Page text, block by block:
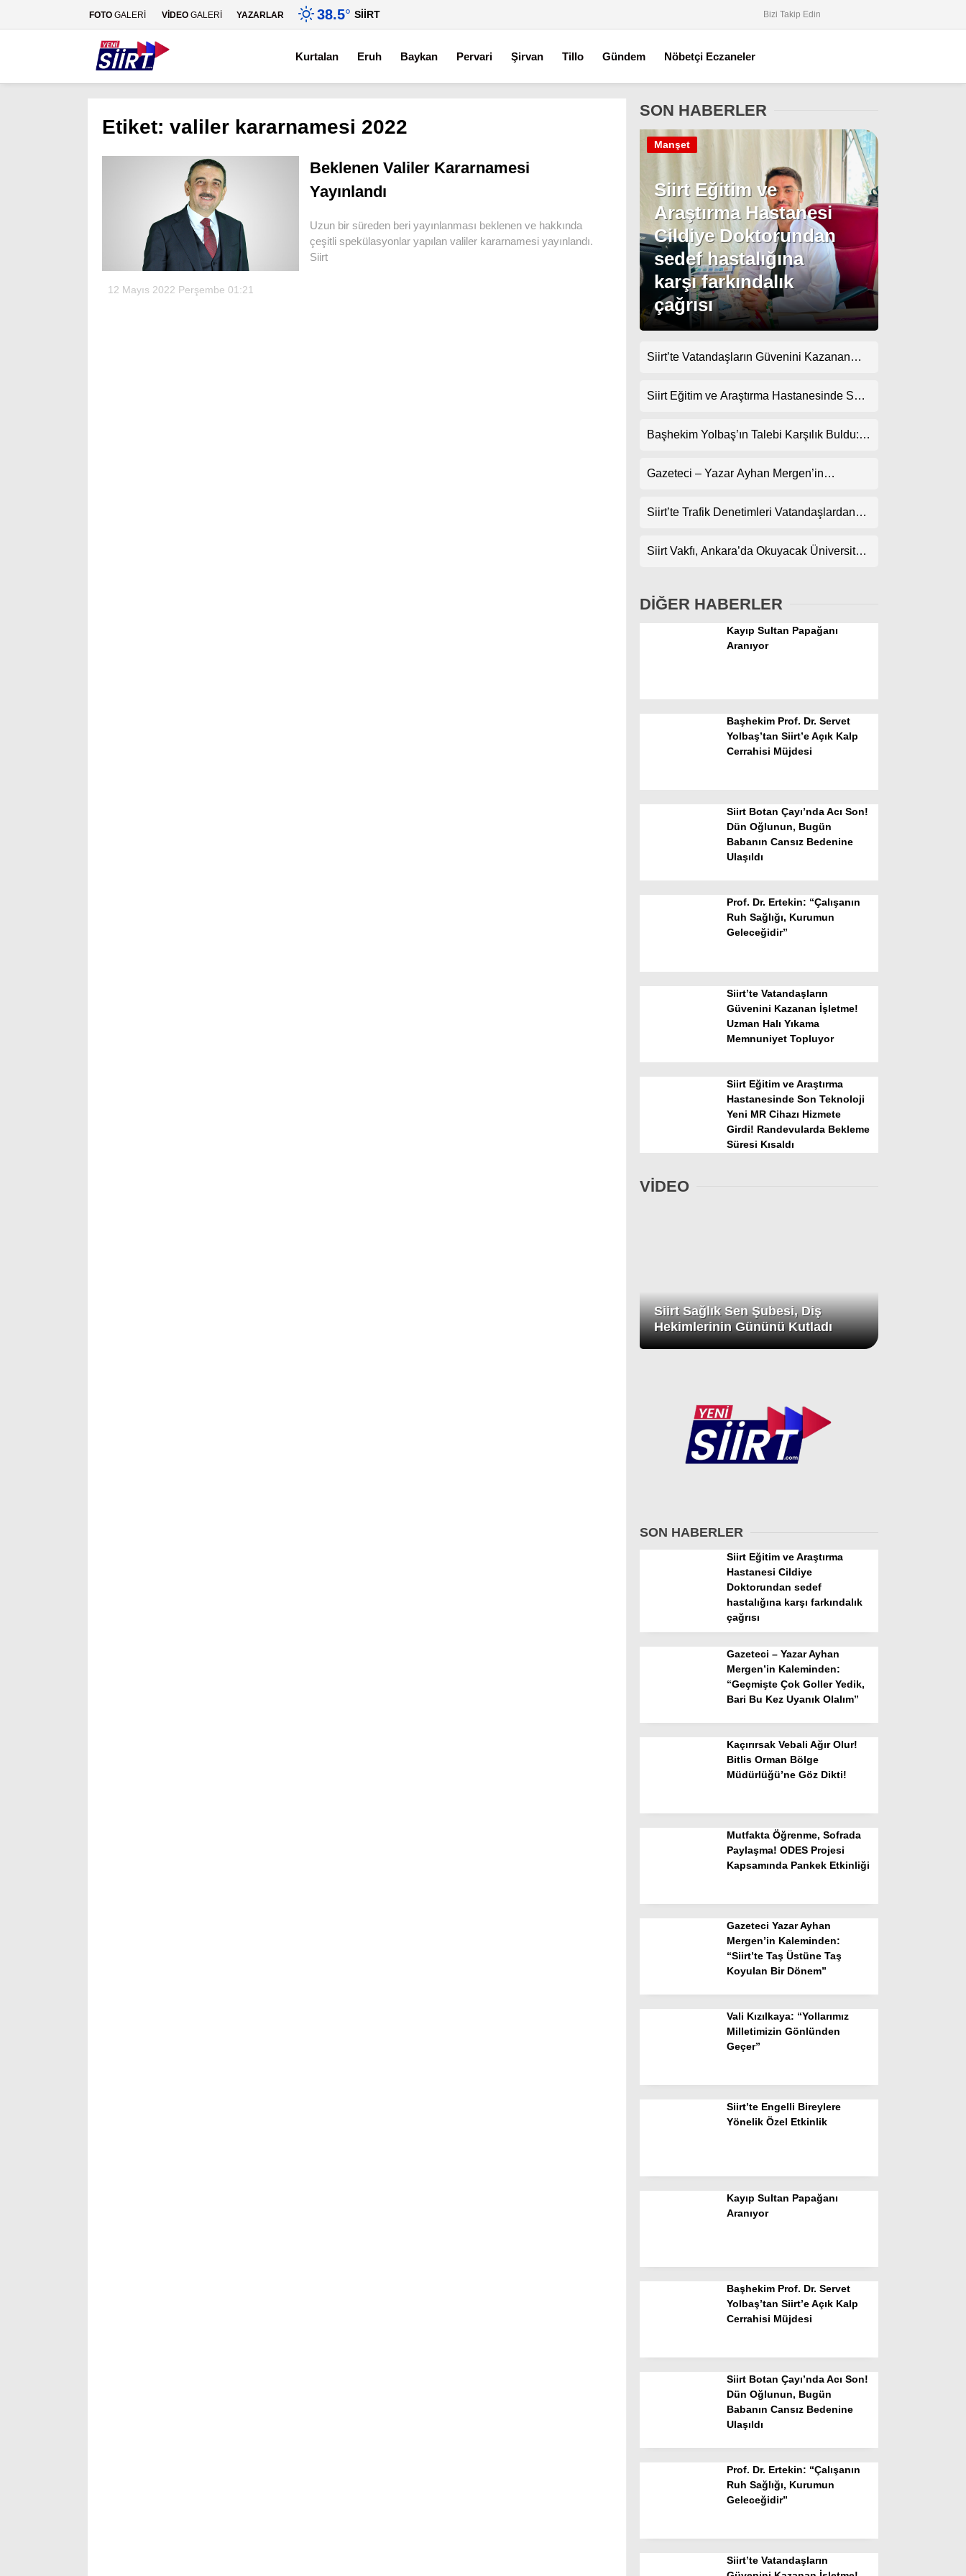
Gündem
Dünya
Spor
Facebook
FOTO GALERİ VİDEO GALERİ YAZARLAR 38.5° SIIRT Bizi Takip Edin
Kurtalan Eruh Baykan Pervari Şirvan Tillo Gündem Nöbetçi Eczaneler
Etiket: valiler kararnamesi 2022
Beklenen Valiler Kararnamesi
Yayınlandı
Uzun bir süreden beri yayınlanması beklenen ve hakkında
çeşitli spekülasyonlar yapılan valiler kararnamesi yayınlandı.
Siirt
12 Mayıs 2022 Perşembe 01:21
SON HABERLER
Siirt Eğitim ve
Araştırma Hastanesi
Cildiye Doktorundan
sedef hastalığına
karşı farkındalık
çağrısı
Manşet
Siirt’te Vatandaşların Güvenini Kazanan
Topluyor
Siirt Eğitim ve Araştırma Hastanesinde Son
Randevularda Bekleme Süresi Kısaldı
Başhekim Yolbaş’ın Talebi Karşılık Buldu:
Gazeteci – Yazar Ayhan Mergen’in
Kuralları”
Siirt’te Trafik Denetimleri Vatandaşlardan
Siirt Vakfı, Ankara’da Okuyacak Üniversite
DİĞER HABERLER
Kayıp Sultan Papağanı
Aranıyor
Başhekim Prof. Dr. Servet
Yolbaş’tan Siirt’e Açık Kalp
Cerrahisi Müjdesi
Siirt Botan Çayı’nda Acı Son!
Dün Oğlunun, Bugün
Babanın Cansız Bedenine
Ulaşıldı
Prof. Dr. Ertekin: “Çalışanın
Ruh Sağlığı, Kurumun
Geleceğidir”
Siirt’te Vatandaşların
Güvenini Kazanan İşletme!
Uzman Halı Yıkama
Memnuniyet Topluyor
Siirt Eğitim ve Araştırma
Hastanesinde Son Teknoloji
Yeni MR Cihazı Hizmete
Girdi! Randevularda Bekleme
Süresi Kısaldı
VİDEO
Siirt Sağlık Sen Şubesi, Diş
Hekimlerinin Gününü Kutladı
SON HABERLER
Siirt Eğitim ve Araştırma
Hastanesi Cildiye
Doktorundan sedef
hastalığına karşı farkındalık
çağrısı
Gazeteci – Yazar Ayhan
Mergen’in Kaleminden:
“Geçmişte Çok Goller Yedik,
Bari Bu Kez Uyanık Olalım”
Kaçırırsak Vebali Ağır Olur!
Bitlis Orman Bölge
Müdürlüğü’ne Göz Dikti!
Mutfakta Öğrenme, Sofrada
Paylaşma! ODES Projesi
Kapsamında Pankek Etkinliği
Gazeteci Yazar Ayhan
Mergen’in Kaleminden:
“Siirt’te Taş Üstüne Taş
Koyulan Bir Dönem”
Vali Kızılkaya: “Yollarımız
Milletimizin Gönlünden
Geçer”
Siirt’te Engelli Bireylere
Yönelik Özel Etkinlik
Kayıp Sultan Papağanı
Aranıyor
Başhekim Prof. Dr. Servet
Yolbaş’tan Siirt’e Açık Kalp
Cerrahisi Müjdesi
Siirt Botan Çayı’nda Acı Son!
Dün Oğlunun, Bugün
Babanın Cansız Bedenine
Ulaşıldı
Prof. Dr. Ertekin: “Çalışanın
Ruh Sağlığı, Kurumun
Geleceğidir”
Siirt’te Vatandaşların